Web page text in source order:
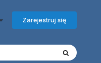
Zarejestruj się